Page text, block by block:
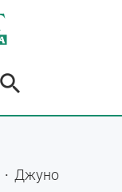
Джуно